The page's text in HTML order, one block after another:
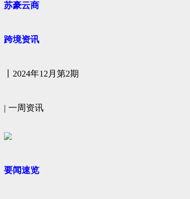
苏豪云商
跨境资讯
丨2024年12月第2期
| 一周资讯
要闻速览